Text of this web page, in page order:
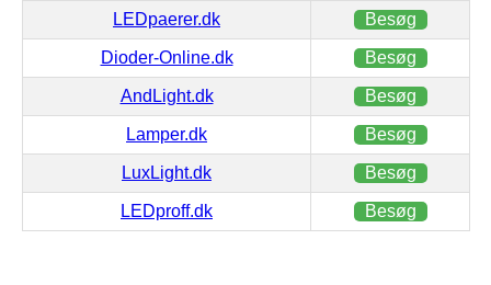
LEDpaerer.dk Besøg
Dioder-Online.dk Besøg
AndLight.dk Besøg
Lamper.dk Besøg
LuxLight.dk Besøg
LEDproff.dk Besøg